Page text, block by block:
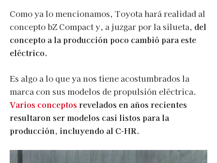
Como ya lo mencionamos, Toyota hará realidad al
concepto bZ Compact y, a juzgar por la silueta, del
concepto a la producción poco cambió para este
eléctrico.
Es algo a lo que ya nos tiene acostumbrados la
marca con sus modelos de propulsión eléctrica.
Varios conceptos revelados en años recientes
resultaron ser modelos casi listos para la
producción, incluyendo al C-HR.